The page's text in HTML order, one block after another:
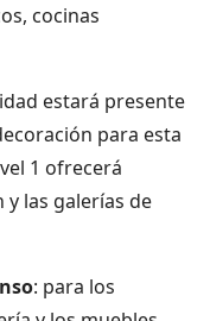
cocinas
estará presente
para esta
1 ofrecerá
las galerías de
: para los